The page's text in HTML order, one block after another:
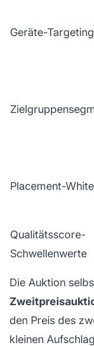
Geräte-Targeting
Placement-
Qualitätsscore-
Schwellenwerte
Die Auktion
den Preis des
kleinen